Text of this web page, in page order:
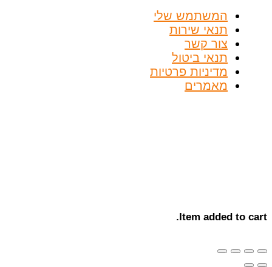
המשתמש שלי
תנאי שירות
צור קשר
תנאי ביטול
מדיניות פרטיות
מאמרים
Item added to cart.